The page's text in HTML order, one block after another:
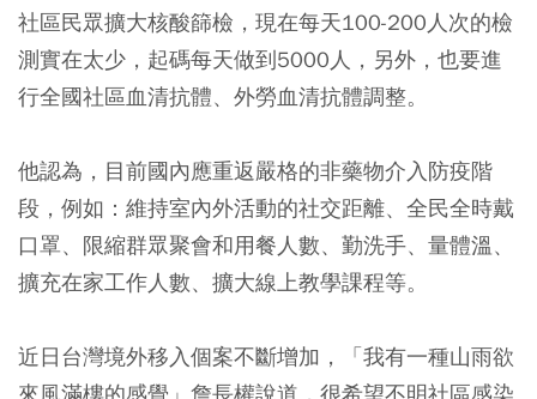
社區民眾擴大核酸篩檢，現在每天100-200人次的檢
測實在太少，起碼每天做到5000人，另外，也要進
行全國社區血清抗體、外勞血清抗體調整。
他認為，目前國內應重返嚴格的非藥物介入防疫階
段，例如：維持室內外活動的社交距離、全民全時戴
口罩、限縮群眾聚會和用餐人數、勤洗手、量體溫、
擴充在家工作人數、擴大線上教學課程等。
近日台灣境外移入個案不斷增加，「我有一種山雨欲